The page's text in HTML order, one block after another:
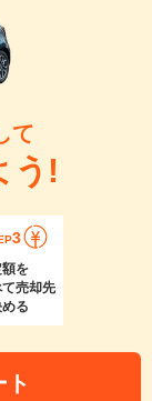
て
う!
3
を
て売却先
る